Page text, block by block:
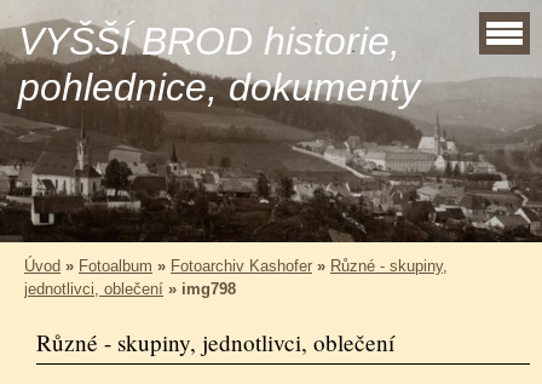
VYŠŠÍ BROD historie,
pohlednice, dokumenty
Úvod » Fotoalbum » Fotoarchiv Kashofer » Různé - skupiny,
jednotlivci, oblečení » img798
Různé - skupiny, jednotlivci, oblečení